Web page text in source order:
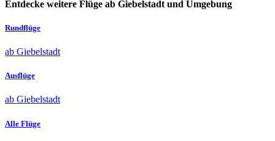
Entdecke weitere Flüge ab Giebelstadt und Umgebung
Rundflüge
ab Giebelstadt
Ausflüge
ab Giebelstadt
Alle Flüge